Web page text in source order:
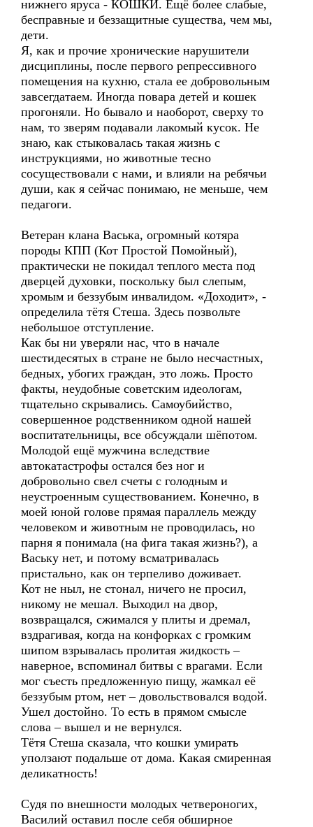
нижнего яруса - КОШКИ. Ещё более слабые,
бесправные и беззащитные существа, чем мы,
дети.
Я, как и прочие хронические нарушители
дисциплины, после первого репрессивного
помещения на кухню, стала ее добровольным
завсегдатаем. Иногда повара детей и кошек
прогоняли. Но бывало и наоборот, сверху то
нам, то зверям подавали лакомый кусок. Не
знаю, как стыковалась такая жизнь с
инструкциями, но животные тесно
сосуществовали с нами, и влияли на ребячьи
души, как я сейчас понимаю, не меньше, чем
педагоги.
Ветеран клана Васька, огромный котяра
породы КПП (Кот Простой Помойный),
практически не покидал теплого места под
дверцей духовки, поскольку был слепым,
хромым и беззубым инвалидом. «Доходит», -
определила тётя Стеша. Здесь позвольте
небольшое отступление.
Как бы ни уверяли нас, что в начале
шестидесятых в стране не было несчастных,
бедных, убогих граждан, это ложь. Просто
факты, неудобные советским идеологам,
тщательно скрывались. Самоубийство,
совершенное родственником одной нашей
воспитательницы, все обсуждали шёпотом.
Молодой ещё мужчина вследствие
автокатастрофы остался без ног и
добровольно свел счеты с голодным и
неустроенным существованием. Конечно, в
моей юной голове прямая параллель между
человеком и животным не проводилась, но
парня я понимала (на фига такая жизнь?), а
Ваську нет, и потому всматривалась
пристально, как он терпеливо доживает.
Кот не ныл, не стонал, ничего не просил,
никому не мешал. Выходил на двор,
возвращался, сжимался у плиты и дремал,
вздрагивая, когда на конфорках с громким
шипом взрывалась пролитая жидкость –
наверное, вспоминал битвы с врагами. Если
мог съесть предложенную пищу, жамкал её
беззубым ртом, нет – довольствовался водой.
Ушел достойно. То есть в прямом смысле
слова – вышел и не вернулся.
Тётя Стеша сказала, что кошки умирать
уползают подальше от дома. Какая смиренная
деликатность!
Судя по внешности молодых четвероногих,
Василий оставил после себя обширное